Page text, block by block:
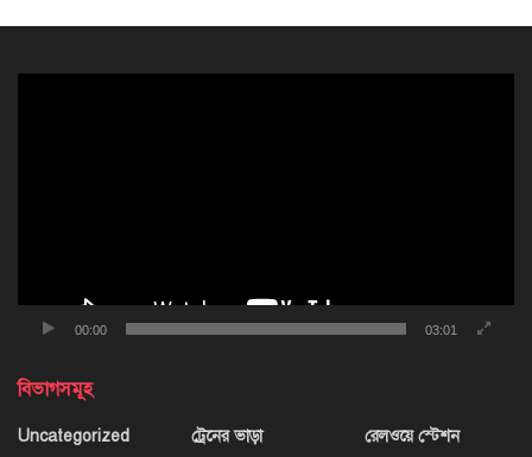
00:00 03:01
বিভাগসমূহ
Uncategorized
ট্রেনের ভাড়া
রেলওয়ে স্টেশন